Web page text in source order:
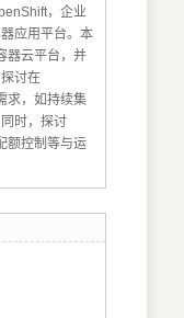
，企业
应用平台。本
器云平台，并
讨在
求，如持续集
时，探讨
额控制等与运